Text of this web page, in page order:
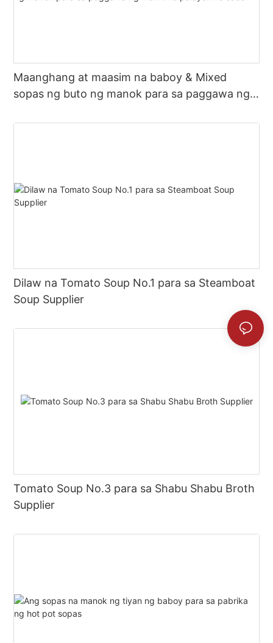
Maanghang at maasim na baboy & Mixed
sopas ng buto ng manok para sa paggawa ng
Dilaw na Tomato Soup No.1 para sa Steamboat
Soup Supplier
Tomato Soup No.3 para sa Shabu Shabu Broth
Supplier